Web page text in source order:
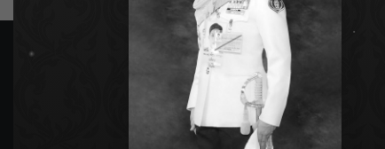
กรมชลฯ รับฟังประชาชน ติดตามแก้ปัญหาโครงการประตู